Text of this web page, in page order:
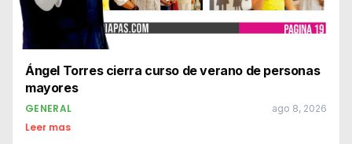
Ángel Torres cierra curso de verano de personas
mayores
GENERAL ago 8, 2026
Leer mas